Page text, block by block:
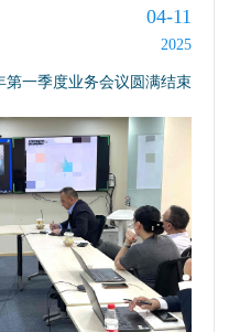
04-11
2025
第一季度业务会议圆满结束